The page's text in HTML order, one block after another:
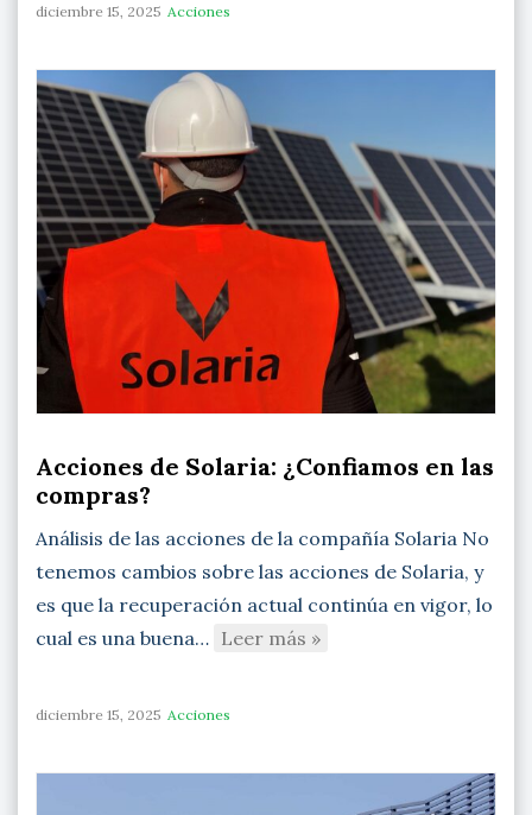
diciembre 15, 2025 Acciones
Acciones de Solaria: ¿Confiamos en las
compras?
Análisis de las acciones de la compañía Solaria No
tenemos cambios sobre las acciones de Solaria, y
es que la recuperación actual continúa en vigor, lo
cual es una buena… Leer más »
diciembre 15, 2025 Acciones